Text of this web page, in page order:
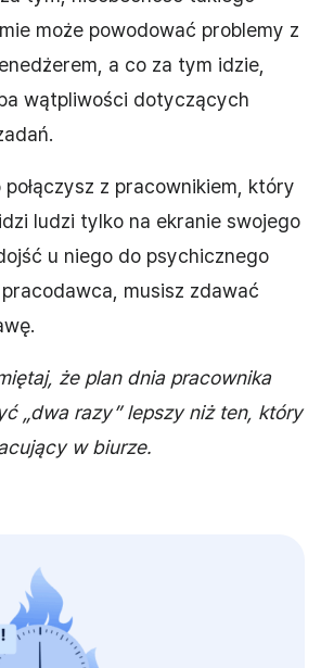
może powodować problemy z
a co za tym idzie,
wątpliwości dotyczących
z pracownikiem, który
ludzi tylko na ekranie swojego
u niego do psychicznego
musisz zdawać
że plan dnia pracownika
„dwa razy” lepszy niż ten, który
w biurze.